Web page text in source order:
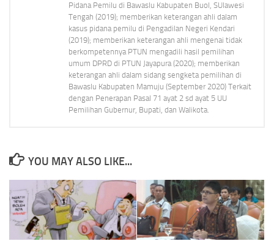
Pidana Pemilu di Bawaslu Kabupaten Buol, SUlawesi
Tengah (2019); memberikan keterangan ahli dalam
kasus pidana pemilu di Pengadilan Negeri Kendari
(2019); memberikan keterangan ahli mengenai tidak
berkompetennya PTUN mengadili hasil pemilihan
umum DPRD di PTUN Jayapura (2020); memberikan
keterangan ahli dalam sidang sengketa pemilihan di
Bawaslu Kabupaten Mamuju (September 2020) Terkait
dengan Penerapan Pasal 71 ayat 2 sd ayat 5 UU
Pemilihan Gubernur, Bupati, dan Walikota.
YOU MAY ALSO LIKE...